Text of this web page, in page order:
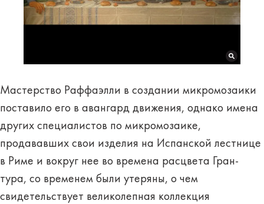
Мастерство Раффаэлли в создании микромозаики
поставило его в авангард движения, однако имена
других специалистов по микромозаике,
продававших свои изделия на Испанской лестнице
в Риме и вокруг нее во времена расцвета Гран-
тура, со временем были утеряны, о чем
свидетельствует великолепная коллекция